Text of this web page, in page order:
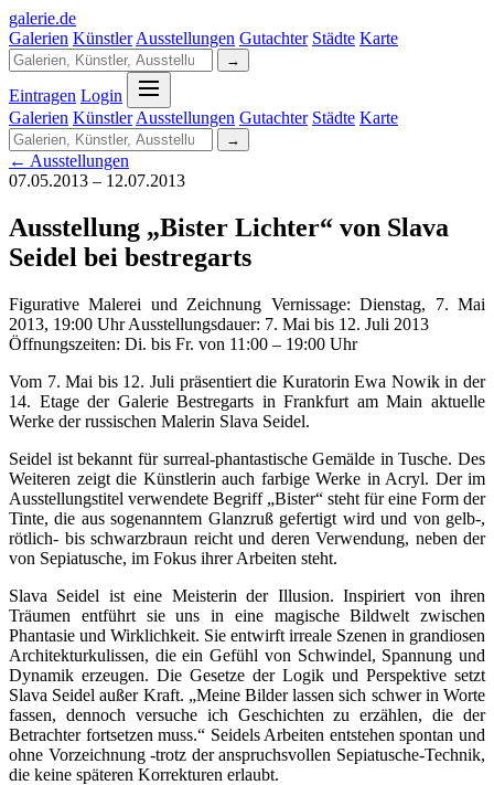
galerie.de
Galerien Künstler Ausstellungen Gutachter Städte Karte
→
Eintragen Login
Galerien Künstler Ausstellungen Gutachter Städte Karte
→
← Ausstellungen
07.05.2013 – 12.07.2013
Ausstellung „Bister Lichter“ von Slava
Seidel bei bestregarts
Figurative Malerei und Zeichnung Vernissage: Dienstag, 7. Mai
2013, 19:00 Uhr Ausstellungsdauer: 7. Mai bis 12. Juli 2013
Öffnungszeiten: Di. bis Fr. von 11:00 – 19:00 Uhr
Vom 7. Mai bis 12. Juli präsentiert die Kuratorin Ewa Nowik in der
14. Etage der Galerie Bestregarts in Frankfurt am Main aktuelle
Werke der russischen Malerin Slava Seidel.
Seidel ist bekannt für surreal-phantastische Gemälde in Tusche. Des
Weiteren zeigt die Künstlerin auch farbige Werke in Acryl. Der im
Ausstellungstitel verwendete Begriff „Bister“ steht für eine Form der
Tinte, die aus sogenanntem Glanzruß gefertigt wird und von gelb-,
rötlich- bis schwarzbraun reicht und deren Verwendung, neben der
von Sepiatusche, im Fokus ihrer Arbeiten steht.
Slava Seidel ist eine Meisterin der Illusion. Inspiriert von ihren
Träumen entführt sie uns in eine magische Bildwelt zwischen
Phantasie und Wirklichkeit. Sie entwirft irreale Szenen in grandiosen
Architekturkulissen, die ein Gefühl von Schwindel, Spannung und
Dynamik erzeugen. Die Gesetze der Logik und Perspektive setzt
Slava Seidel außer Kraft. „Meine Bilder lassen sich schwer in Worte
fassen, dennoch versuche ich Geschichten zu erzählen, die der
Betrachter fortsetzen muss.“ Seidels Arbeiten entstehen spontan und
ohne Vorzeichnung -trotz der anspruchsvollen Sepiatusche-Technik,
die keine späteren Korrekturen erlaubt.